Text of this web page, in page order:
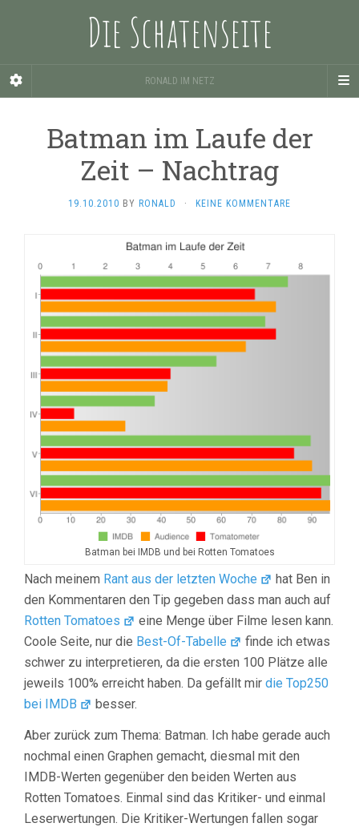
Die Schatenseite
RONALD IM NETZ
Batman im Laufe der
Zeit – Nachtrag
19.10.2010 BY RONALD · KEINE KOMMENTARE
Batman bei IMDB und bei Rotten Tomatoes
Nach meinem Rant aus der letzten Woche
hat Ben in
den Kommentaren den Tip gegeben dass man auch auf
Rotten Tomatoes
eine Menge über Filme lesen kann.
Coole Seite, nur die Best-Of-Tabelle
finde ich etwas
schwer zu interpretieren, da die ersten 100 Plätze alle
jeweils 100% erreicht haben. Da gefällt mir die Top250
bei IMDB
besser.
Aber zurück zum Thema: Batman. Ich habe gerade auch
nochmal einen Graphen gemacht, diesmal mit den
IMDB-Werten gegenüber den beiden Werten aus
Rotten Tomatoes. Einmal sind das Kritiker- und einmal
Leserwertungen. Die Kritiker-Wertungen fallen sogar